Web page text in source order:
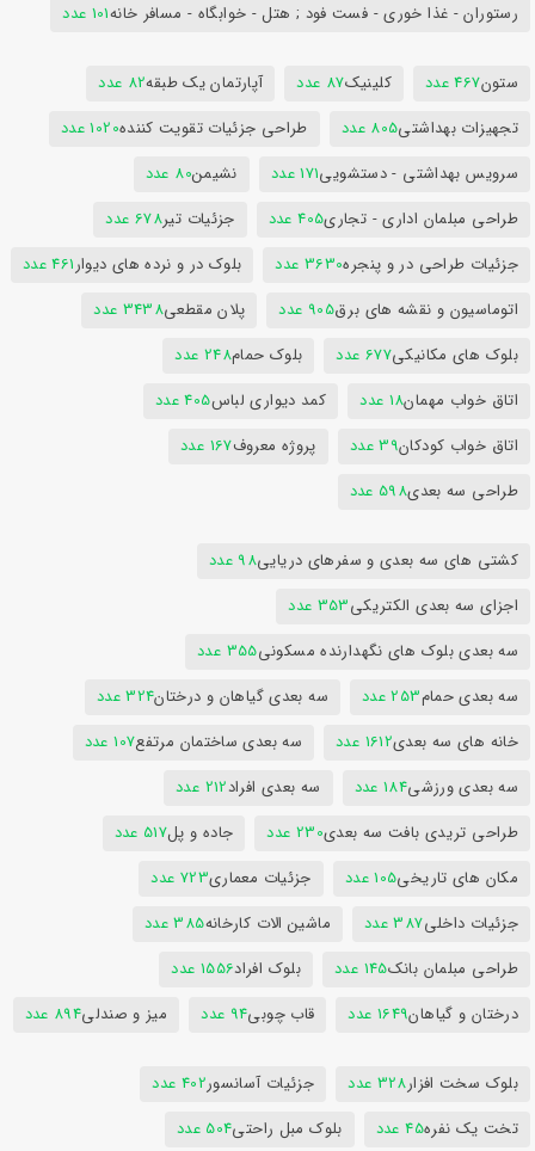
رستوران - غذا خوری - فست فود ; هتل - خوابگاه - مسافر خانه101 عدد
ستون467 عدد کلینیک87 عدد آپارتمان یک طبقه82 عدد
تجهیزات بهداشتی805 عدد طراحی جزئیات تقویت کننده1020 عدد
سرویس بهداشتی - دستشویی171 عدد نشیمن80 عدد
طراحی مبلمان اداری - تجاری405 عدد جزئیات تیر678 عدد
جزئیات طراحی در و پنجره3630 عدد بلوک در و نرده های دیوار461 عدد
اتوماسیون و نقشه های برق905 عدد پلان مقطعی3438 عدد
بلوک های مکانیکی677 عدد بلوک حمام248 عدد
اتاق خواب مهمان18 عدد کمد دیواری لباس405 عدد
اتاق خواب کودکان39 عدد پروژه معروف167 عدد
طراحی سه بعدی598 عدد
کشتی های سه بعدی و سفرهای دریایی98 عدد
اجزای سه بعدی الکتریکی353 عدد
سه بعدی بلوک های نگهدارنده مسکونی355 عدد
سه بعدی حمام253 عدد سه بعدی گیاهان و درختان324 عدد
خانه های سه بعدی1612 عدد سه بعدی ساختمان مرتفع107 عدد
سه بعدی ورزشی184 عدد سه بعدی افراد212 عدد
طراحی تریدی بافت سه بعدی230 عدد جاده و پل517 عدد
مکان های تاریخی105 عدد جزئیات معماری723 عدد
جزئیات داخلی387 عدد ماشین الات کارخانه385 عدد
طراحی مبلمان بانک145 عدد بلوک افراد1556 عدد
درختان و گیاهان1649 عدد قاب چوبی94 عدد میز و صندلی894 عدد
بلوک سخت افزار328 عدد جزئیات آسانسور402 عدد
تخت یک نفره45 عدد بلوک مبل راحتی504 عدد